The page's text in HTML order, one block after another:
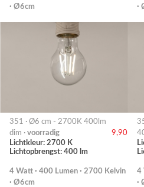
· Ø6cm
·
351 · Ø6 cm - 2700K 400lm
dim · voorradig
9,90
Lichtkleur: 2700 K
Lichtopbrengst: 400 lm
4 Watt · 400 Lumen · 2700 Kelvin
· Ø6cm
4
·